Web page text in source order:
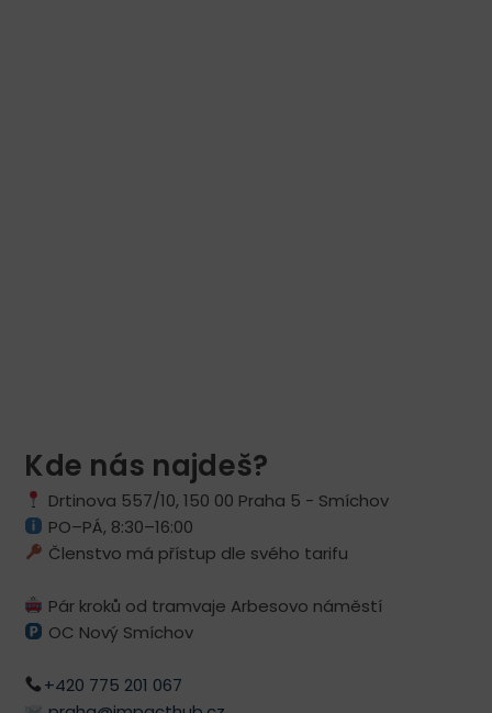
Kde nás najdeš?
Drtinova 557/10, 150 00 Praha 5 - Smíchov
PO–PÁ, 8:30–16:00
Členstvo má přístup dle svého tarifu
Pár kroků od tramvaje Arbesovo náměstí
OC Nový Smíchov
+420 775 201 067